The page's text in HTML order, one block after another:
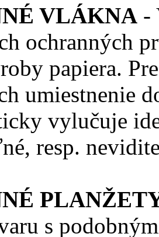
VLÁKNA -
ochranných
papiera.
umiestnenie
vylučuje
resp.
s